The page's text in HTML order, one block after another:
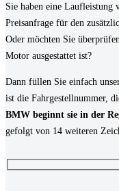
Sie haben eine Laufleistung
Preisanfrage für den
Oder möchten Sie
Motor ausgestattet ist?
Dann füllen Sie einfach
ist die Fahrgestellnummer,
BMW beginnt sie in der
gefolgt von 14 weiteren